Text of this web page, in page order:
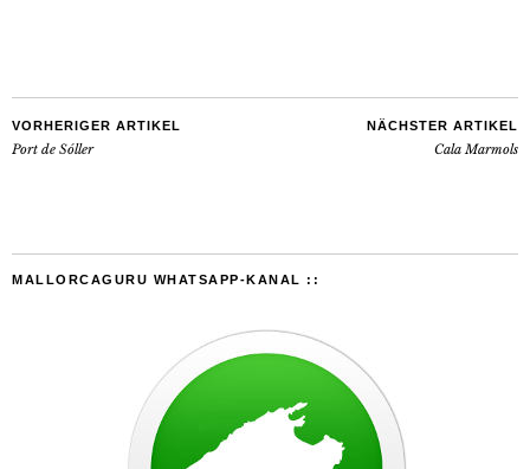
VORHERIGER ARTIKEL
Port de Sóller
NÄCHSTER ARTIKEL
Cala Marmols
MALLORCAGURU WHATSAPP-KANAL ::